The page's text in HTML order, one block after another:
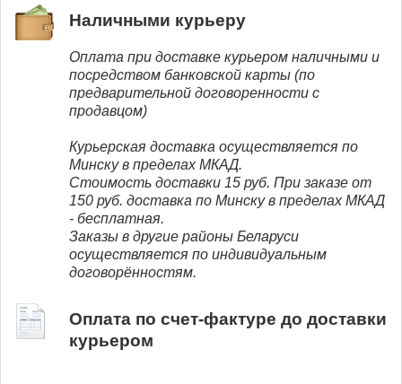
Наличными курьеру
Оплата при доставке курьером наличными и
посредством банковской карты (по
предварительной договоренности с
продавцом)
Курьерская доставка осуществляется по
Минску в пределах МКАД.
Стоимость доставки 15 руб. При заказе от
150 руб. доставка по Минску в пределах МКАД
- бесплатная.
Заказы в другие районы Беларуси
осуществляется по индивидуальным
договорённостям.
Оплата по счет-фактуре до доставки
курьером